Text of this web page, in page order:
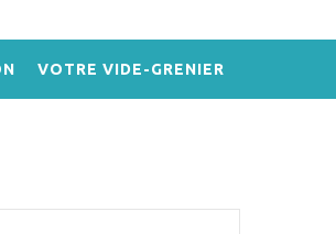
VOTRE VIDE-GRENIER